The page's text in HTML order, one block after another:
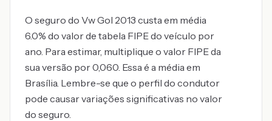
O seguro do Vw Gol 2013 custa em média
6.0% do valor de tabela FIPE do veículo por
ano. Para estimar, multiplique o valor FIPE da
sua versão por 0,060. Essa é a média em
Brasília. Lembre-se que o perfil do condutor
pode causar variações significativas no valor
do seguro.